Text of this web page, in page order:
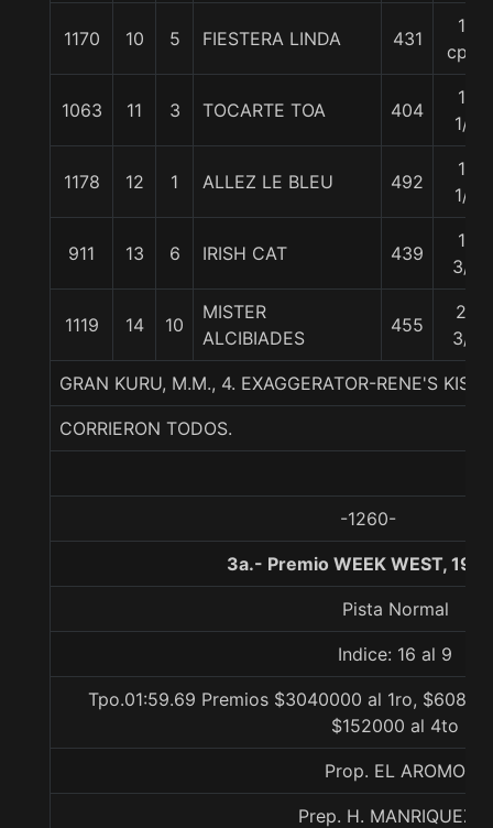
1170 10 5 FIESTERA LINDA 431
12
cpos
1063 11 3 TOCARTE TOA 404
15
1/4
1178 12 1 ALLEZ LE BLEU 492
15
1/2
911 13 6 IRISH CAT 439
17
3/4
1119 14 10
MISTER
ALCIBIADES
455
23
3/4
GRAN KURU, M.M., 4. EXAGGERATOR-RENE'S
CORRIERON TODOS.
-1260-
3a.- Premio WEEK WEST,
Pista Normal
Indice: 16 al 9
Tpo.01:59.69 Premios $3040000 al 1ro,
$152000 al 4to
Prop. EL AROMO
Prep. H. MANRIQUEZ F.